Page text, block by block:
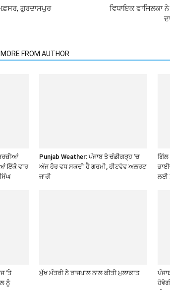
ਗੁਰਦਾਸਪੁਰ
ਵਿਧਾਇਕ ਫਾਜਿਲਕਾ
MORE FROM AUTHOR
ਇੱਕੋ ਵਾਰ
Punjab Weather: ਪੰਜਾਬ ਤੇ ਚੰਡੀਗੜ੍ਹ ‘ਚ
ਅੱਜ ਹੋਰ ਵਧ ਸਕਦੀ ਹੈ ਗਰਮੀ, ਹੀਟਵੇਵ ਅਲਰਟ
ਜਾਰੀ
ਗਿੱਲ
ਲਈ
‘ਤੇ
ਨੂੰ
ਮੁੱਖ ਮੰਤਰੀ ਨੇ ਰਾਜਪਾਲ ਨਾਲ ਕੀਤੀ ਮੁਲਾਕਾਤ